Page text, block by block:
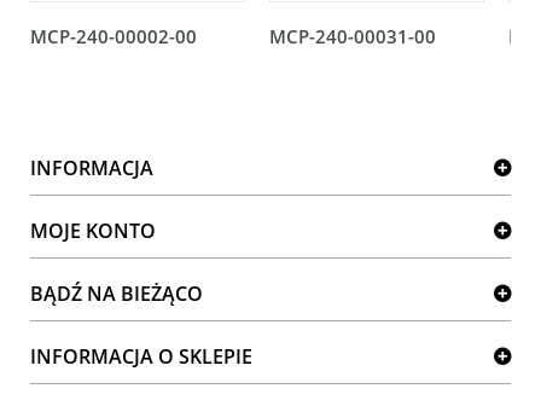
MCP-240-00002-00 MCP-240-00031-00
INFORMACJA
MOJE KONTO
BĄDŹ NA BIEŻĄCO
INFORMACJA O SKLEPIE